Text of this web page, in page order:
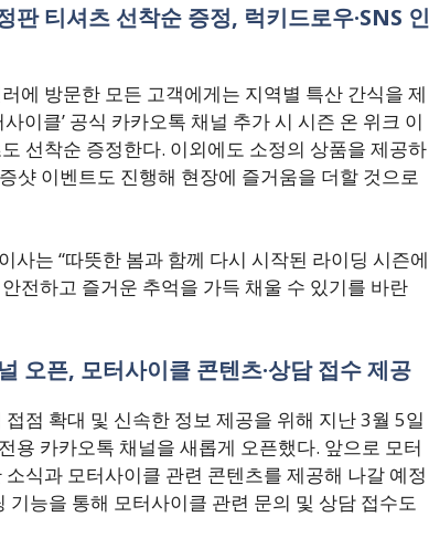
판 티셔츠 선착순 증정, 럭키드로우·SNS 인
에 방문한 모든 고객에게는 지역별 특산 간식을 제
이클’ 공식 카카오톡 채널 추가 시 시즌 온 위크 이
선착순 증정한다. 이외에도 소정의 상품을 제공하
샷 이벤트도 진행해 현장에 즐거움을 더할 것으로
사는 “따뜻한 봄과 함께 다시 시작된 라이딩 시즌에
전하고 즐거운 추억을 가득 채울 수 있기를 바란
오픈, 모터사이클 콘텐츠·상담 접수 제공
접점 확대 및 신속한 정보 제공을 위해 지난 3월 5일
용 카카오톡 채널을 새롭게 오픈했다. 앞으로 모터
식과 모터사이클 관련 콘텐츠를 제공해 나갈 예정
기능을 통해 모터사이클 관련 문의 및 상담 접수도